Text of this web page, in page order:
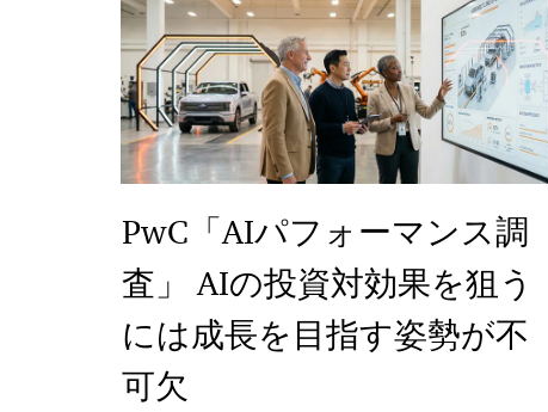
PwC「AIパフォーマンス調
査」 AIの投資対効果を狙う
には成長を目指す姿勢が不
可欠